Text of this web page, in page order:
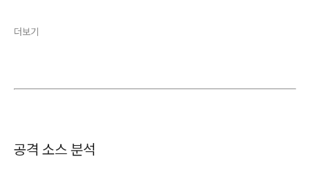
더보기
공격 소스 분석